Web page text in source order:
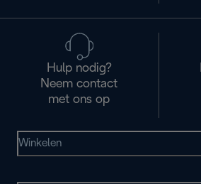
Hulp nodig?
Neem contact
met ons op
Winkelen